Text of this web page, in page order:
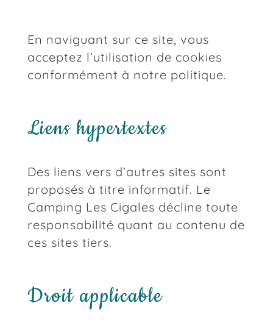
En naviguant sur ce site, vous
acceptez l’utilisation de cookies
conformément à notre politique.
Liens hypertextes
Des liens vers d’autres sites sont
proposés à titre informatif. Le
Camping Les Cigales décline toute
responsabilité quant au contenu de
ces sites tiers.
Droit applicable